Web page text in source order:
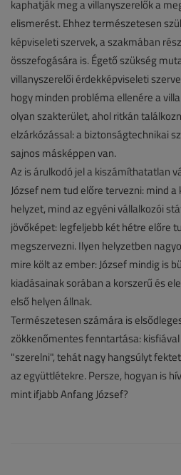
kaphatják meg a villanyszerelők a
elismerést. Ehhez természetesen
képviseleti szervek, a szakmában
összefogására is. Égető szükség
villanyszerelői érdekképviseleti
hogy minden probléma ellenére a
olyan szakterület, ahol ritkán
elzárkózással: a biztonságtechnikai
sajnos másképpen van.
Az is árulkodó jel a kiszámíthatatlan
József nem tud előre tervezni: mind
helyzet, mind az egyéni vállalkozói
jövőképet: legfeljebb két hétre előre
megszervezni. Ilyen helyzetben
mire költ az ember: József mindig is
kiadásainak sorában a korszerű és
első helyen állnak.
Természetesen számára is
zökkenőmentes fenntartása:
"szerelni", tehát nagy hangsúlyt
az együttlétekre. Persze, hogyan is
mint ifjabb Anfang József?